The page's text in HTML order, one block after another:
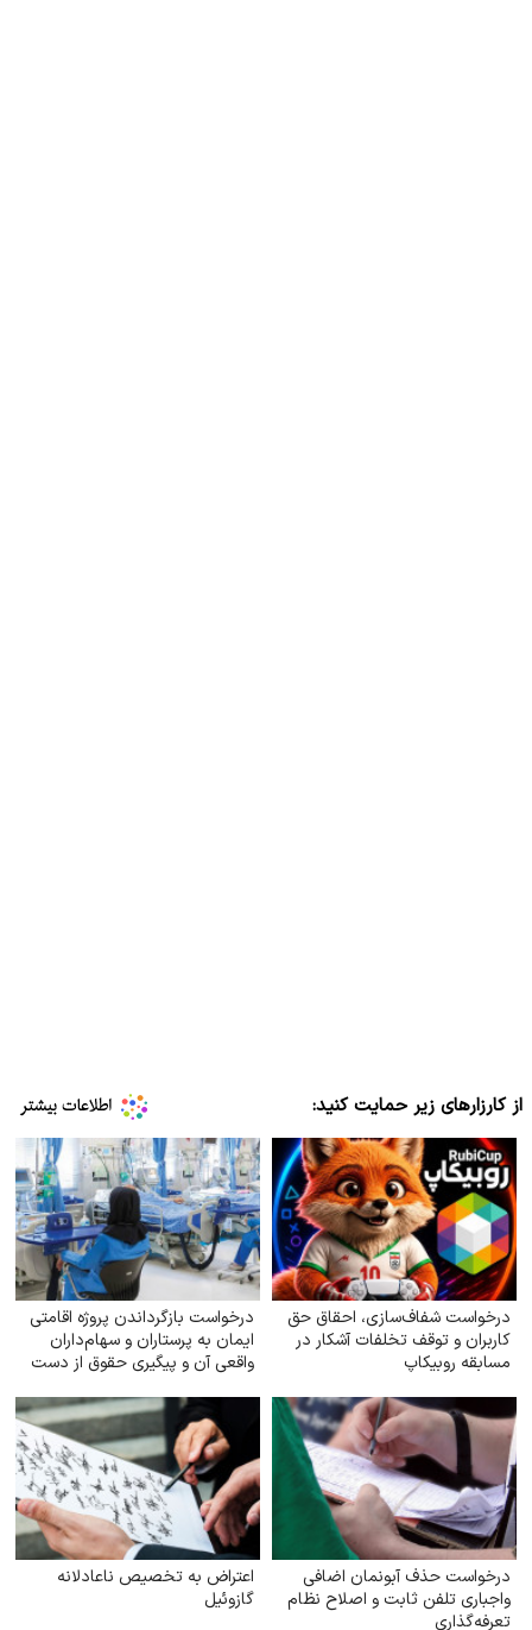
از کارزارهای زیر حمایت کنید:
درخواست شفاف‌سازی، احقاق حق
کاربران و توقف تخلفات آشکار در
مسابقه روبیکاپ
درخواست بازگرداندن پروژه اقامتی
ایمان به پرستاران و سهام‌داران
واقعی آن و پیگیری حقوق از دست
درخواست حذف آبونمان اضافی
واجباری تلفن ثابت و اصلاح نظام
تعرفه‌گذاری
اعتراض به تخصیص ناعادلانه
گازوئیل